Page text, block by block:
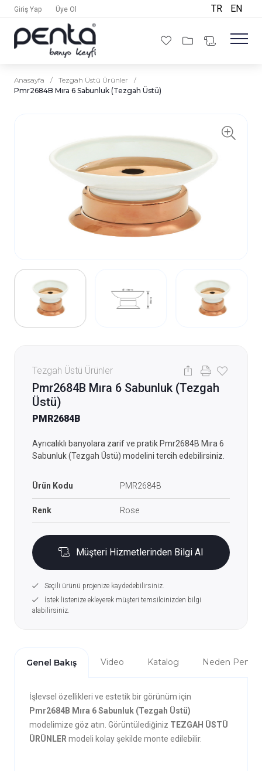
Giriş Yap Üye Ol TR EN
Anasayfa / Tezgah Üstü Ürünler
/
Pmr2684B Mıra 6 Sabunluk (Tezgah Üstü)
Tezgah Üstü Ürünler
Pmr2684B Mıra 6 Sabunluk (Tezgah
Üstü)
PMR2684B
Ayrıcalıklı banyolara zarif ve pratik Pmr2684B Mıra 6
Sabunluk (Tezgah Üstü) modelini tercih edebilirsiniz.
Ürün Kodu PMR2684B
Renk Rose
Müşteri Hizmetlerinden Bilgi Al
Seçili ürünü projenize kaydedebilirsiniz.
İstek listenize ekleyerek müşteri temsilcinizden bilgi
alabilirsiniz.
Genel Bakış Video Katalog Neden Penta?
İşlevsel özellikleri ve estetik bir görünüm için
Pmr2684B Mıra 6 Sabunluk (Tezgah Üstü)
modelimize göz atın. Görüntülediğiniz TEZGAH ÜSTÜ
ÜRÜNLER modeli kolay şekilde monte edilebilir.